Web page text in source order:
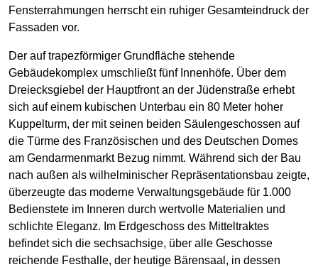
Fensterrahmungen herrscht ein ruhiger Gesamteindruck der
Fassaden vor.
Der auf trapezförmiger Grundfläche stehende
Gebäudekomplex umschließt fünf Innenhöfe. Über dem
Dreiecksgiebel der Hauptfront an der Jüdenstraße erhebt
sich auf einem kubischen Unterbau ein 80 Meter hoher
Kuppelturm, der mit seinen beiden Säulengeschossen auf
die Türme des Französischen und des Deutschen Domes
am Gendarmenmarkt Bezug nimmt. Während sich der Bau
nach außen als wilhelminischer Repräsentationsbau zeigte,
überzeugte das moderne Verwaltungsgebäude für 1.000
Bedienstete im Inneren durch wertvolle Materialien und
schlichte Eleganz. Im Erdgeschoss des Mitteltraktes
befindet sich die sechsachsige, über alle Geschosse
reichende Festhalle, der heutige Bärensaal, in dessen